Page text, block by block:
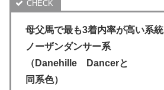
母父馬で最も3着内率が高い系統
ノーザンダンサー系
（Danehille Dancerと
同系色）